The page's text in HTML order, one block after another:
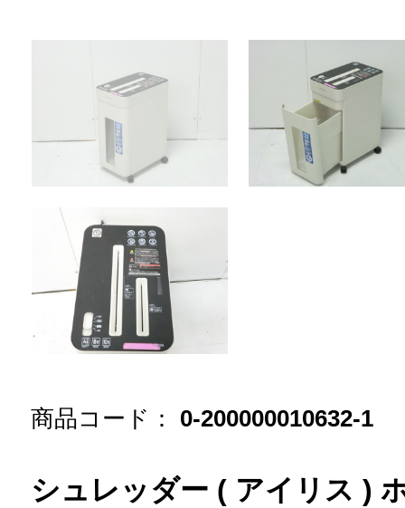
商品コード： 0-200000010632-1
シュレッダー ( アイリス )